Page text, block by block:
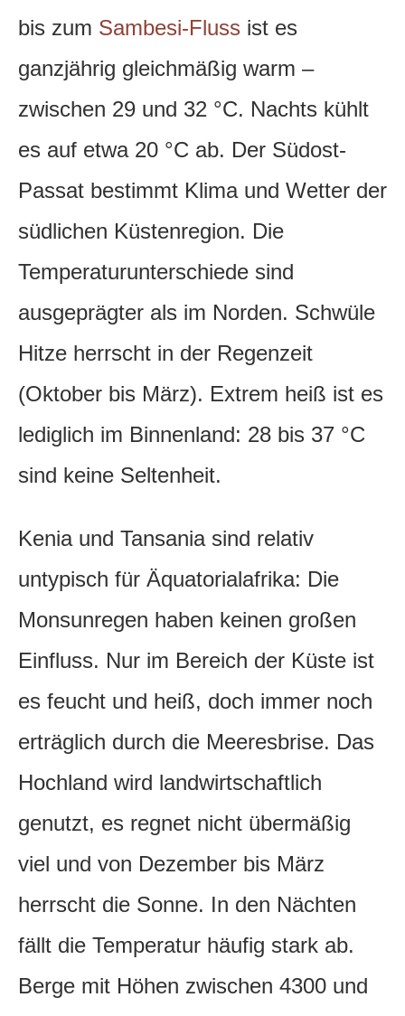
bis zum Sambesi-Fluss ist es
ganzjährig gleichmäßig warm –
zwischen 29 und 32 °C. Nachts kühlt
es auf etwa 20 °C ab. Der Südost-
Passat bestimmt Klima und Wetter der
südlichen Küstenregion. Die
Temperaturunterschiede sind
ausgeprägter als im Norden. Schwüle
Hitze herrscht in der Regenzeit
(Oktober bis März). Extrem heiß ist es
lediglich im Binnenland: 28 bis 37 °C
sind keine Seltenheit.
Kenia und Tansania sind relativ
untypisch für Äquatorialafrika: Die
Monsunregen haben keinen großen
Einfluss. Nur im Bereich der Küste ist
es feucht und heiß, doch immer noch
erträglich durch die Meeresbrise. Das
Hochland wird landwirtschaftlich
genutzt, es regnet nicht übermäßig
viel und von Dezember bis März
herrscht die Sonne. In den Nächten
fällt die Temperatur häufig stark ab.
Berge mit Höhen zwischen 4300 und